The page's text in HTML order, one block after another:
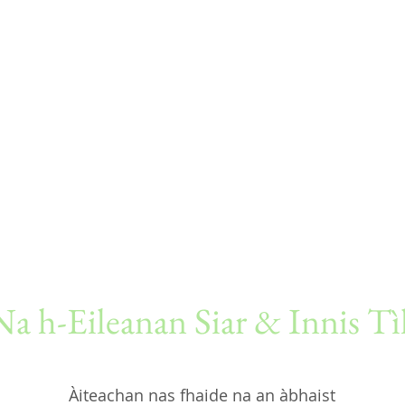
h-Eileanan Siar & Innis
Àiteachan nas fhaide na an àbhaist